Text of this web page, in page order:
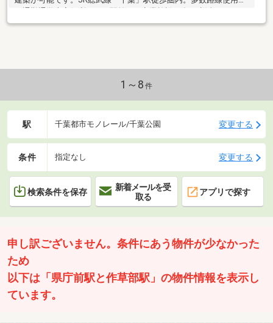
環境♪更地ですぐの建築◎
1～8 件
駅 千葉都市モノレール/千葉公園 変更する
条件 指定なし 変更する
検索条件を保存
新着メールを受
取る
アプリで探す
申し訳ございません。条件にあう物件が少なかった
ため
以下は「県庁前駅と作草部駅」の物件情報を表示し
ています。